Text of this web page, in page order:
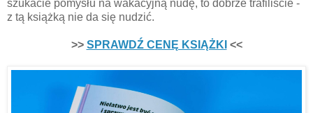
szukacie pomysłu na wakacyjną nudę, to dobrze trafiliście -
z tą książką nie da się nudzić.
>> SPRAWDŹ CENĘ KSIĄŻKI <<